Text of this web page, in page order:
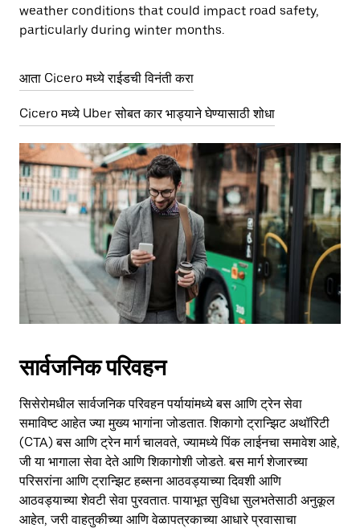
weather conditions that could impact road safety,
particularly during winter months.
आता Cicero मध्ये राईडची विनंती करा
Cicero मध्ये Uber सोबत कार भाड्याने घेण्यासाठी शोधा
सार्वजनिक परिवहन
सिसेरोमधील सार्वजनिक परिवहन पर्यायांमध्ये बस आणि ट्रेन सेवा
समाविष्ट आहेत ज्या मुख्य भागांना जोडतात. शिकागो ट्रान्झिट अथॉरिटी
(CTA) बस आणि ट्रेन मार्ग चालवते, ज्यामध्ये पिंक लाईनचा समावेश आहे,
जी या भागाला सेवा देते आणि शिकागोशी जोडते. बस मार्ग शेजारच्या
परिसरांना आणि ट्रान्झिट हब्सना आठवड्याच्या दिवशी आणि
आठवड्याच्या शेवटी सेवा पुरवतात. पायाभूत सुविधा सुलभतेसाठी अनुकूल
आहेत, जरी वाहतुकीच्या आणि वेळापत्रकाच्या आधारे प्रवासाचा